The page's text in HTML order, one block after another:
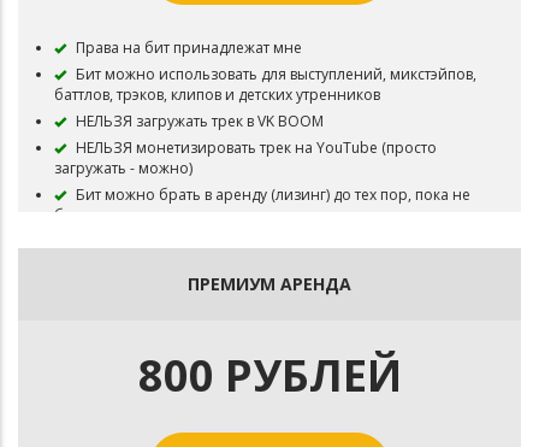
Права на бит принадлежат мне
Бит можно использовать для выступлений, микстэйпов,
баттлов, трэков, клипов и детских утренников
НЕЛЬЗЯ загружать трек в VK BOOM
НЕЛЬЗЯ монетизировать трек на YouTube (просто
загружать - можно)
Бит можно брать в аренду (лизинг) до тех пор, пока не
будут куплены эксклюзивные права на инструментал
ПРЕМИУМ АРЕНДА
800 РУБЛЕЙ